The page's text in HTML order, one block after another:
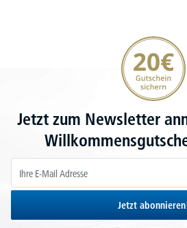
20€ Gutschein
Jetzt zum Newsletter
Jetzt